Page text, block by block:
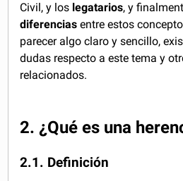
Civil, y los legatarios, y
diferencias entre estos
parecer algo claro y sencillo,
dudas respecto a este tema y
relacionados.
2. ¿Qué es una
2.1. Definición